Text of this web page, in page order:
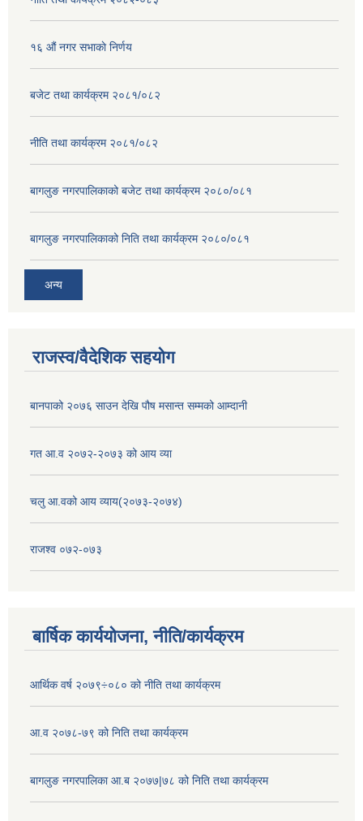
१६ ‌औं नगर सभाकाे निर्णय
बजेट तथा कार्यक्रम २०८१/०८२
नीति तथा कार्यक्रम २०८१/०८२
बागलुङ नगरपालिकाको बजेट तथा कार्यक्रम २०८०/०८१
बागलुङ नगरपालिकाको निति तथा कार्यक्रम २०८०/०८१
अन्य
राजस्व/वैदेशिक सहयोग
बानपाको २०७६ साउन देखि पौष मसान्त सम्मको आम्दानी
गत आ.व २०७२-२०७३ को आय व्या
चलु आ.वको आय व्याय(२०७३-२०७४)
राजश्व ०७२-०७३
बार्षिक कार्ययोजना, नीति/कार्यक्रम
आर्थिक वर्ष २०७९÷०८० को नीति तथा कार्यक्रम
आ.व २०७८-७९ को निति तथा कार्यक्रम
बागलुङ नगरपालिका आ.ब २०७७|७८ को निति तथा कार्यक्रम